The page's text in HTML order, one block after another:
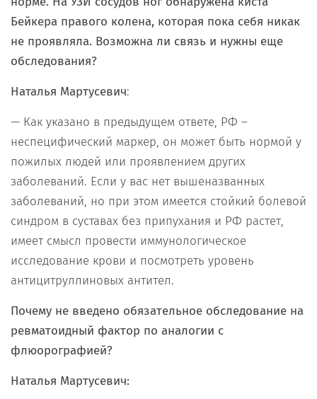
Бейкера правого колена, которая пока себя никак
не проявляла. Возможна ли связь и нужны еще
обследования?
Наталья Мартусевич:
— Как указано в предыдущем ответе, РФ –
неспецифический маркер, он может быть нормой у
пожилых людей или проявлением других
заболеваний. Если у вас нет вышеназванных
заболеваний, но при этом имеется стойкий болевой
синдром в суставах без припухания и РФ растет,
имеет смысл провести иммунологическое
исследование крови и посмотреть уровень
антицитруллиновых антител.
Почему не введено обязательное обследование на
ревматоидный фактор по аналогии с
флюорографией?
Наталья Мартусевич: